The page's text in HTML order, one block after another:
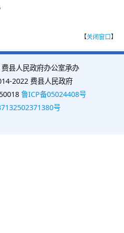
【关闭窗口】
县人民政府办公室承办
2022 费县人民政府
鲁ICP备05024408号
号